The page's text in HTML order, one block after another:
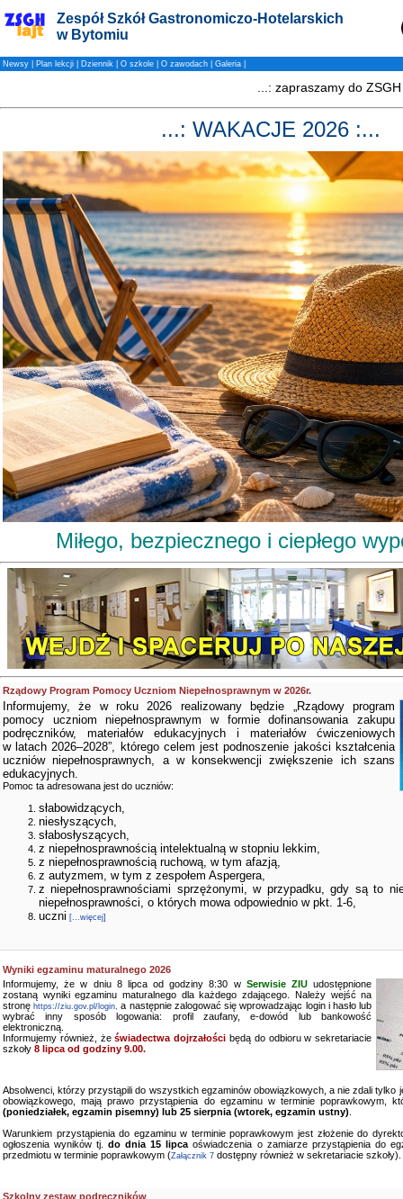
Zespół Szkół Gastronomiczo-Hotelarskich
w Bytomiu
Newsy Plan lekcji Dziennik O szkole O zawodach Galeria
...: WAKACJE 2026 :...
Miłego, bezpiecznego i ciepłego
Rządowy Program Pomocy Uczniom Niepełnosprawnym w 2026r.
Informujemy, że w roku 2026 realizowany będzie „Rządowy program
pomocy uczniom niepełnosprawnym w formie dofinansowania zakupu
podręczników, materiałów edukacyjnych i materiałów ćwiczeniowych
w latach 2026–2028”, którego celem jest podnoszenie jakości kształcenia
uczniów niepełnosprawnych, a w konsekwencji zwiększenie ich szans
edukacyjnych.
Pomoc ta adresowana jest do uczniów:
słabowidzących,
niesłyszących,
słabosłyszących,
z niepełnosprawnością intelektualną w stopniu lekkim,
z niepełnosprawnością ruchową, w tym afazją,
z autyzmem, w tym z zespołem Aspergera,
z niepełnosprawnościami sprzężonymi, w przypadku, gdy są to
niepełnosprawności, o których mowa odpowiednio w pkt. 1-6,
uczni [...więcej]
Wyniki egzaminu maturalnego 2026
Informujemy, że w dniu 8 lipca od godziny 8:30 w Serwisie ZIU udostępnione
zostaną wyniki egzaminu maturalnego dla każdego zdającego. Należy wejść na
stronęhttps://ziu.gov.pl/login, a następnie zalogować się wprowadzając login i hasło lub
wybrać inny sposób logowania: profil zaufany, e-dowód lub bankowość
elektroniczną.
Informujemy również, żeświadectwa dojrzałości będą do odbioru w sekretariacie
szkoły 8 lipca od godziny 9.00.
Absolwenci, którzy przystąpili do wszystkich egzaminów obowiązkowych, a nie zdali tylko
obowiązkowego, mają prawo przystąpienia do egzaminu w terminie poprawkowym,
(poniedziałek, egzamin pisemny) lub 25 sierpnia (wtorek, egzamin ustny)
Warunkiem przystąpienia do egzaminu w terminie poprawkowym jest złożenie do
ogłoszenia wyników tj.do dnia 15 lipca oświadczenia o zamiarze przystąpienia do
przedmiotu w terminie poprawkowym (Załącznik 7 dostępny również w sekretariacie szkoły).
Szkolny zestaw podręczników